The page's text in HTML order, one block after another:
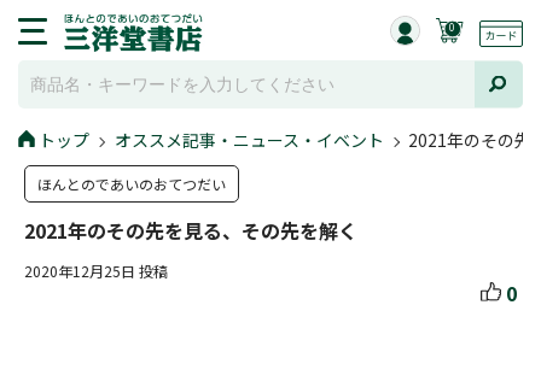
0
トップ オススメ記事・ニュース・イベント 2021年のその先
ほんとのであいのおてつだい
2021年のその先を見る、その先を解く
2020年12月25日 投稿
0